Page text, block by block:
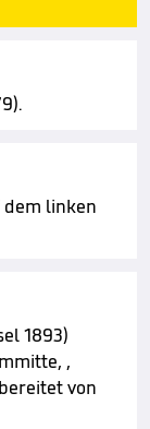
dem linken
1893)
,
von